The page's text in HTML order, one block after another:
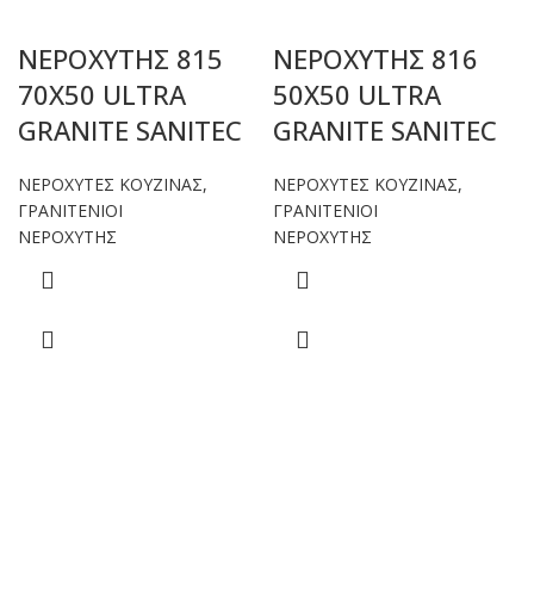
ΝΕΡΟΧΥΤΗΣ 815
70X50 ULTRA
GRANITE SANITEC
ΝΕΡΟΧΥΤΕΣ ΚΟΥΖΙΝΑΣ,
ΓΡΑΝΙΤΕΝΙΟΙ
ΝΕΡΟΧΥΤΗΣ
ΝΕΡΟΧΥΤΗΣ 816
50X50 ULTRA
GRANITE SANITEC
ΝΕΡΟΧΥΤΕΣ ΚΟΥΖΙΝΑΣ,
ΓΡΑΝΙΤΕΝΙΟΙ
ΝΕΡΟΧΥΤΗΣ